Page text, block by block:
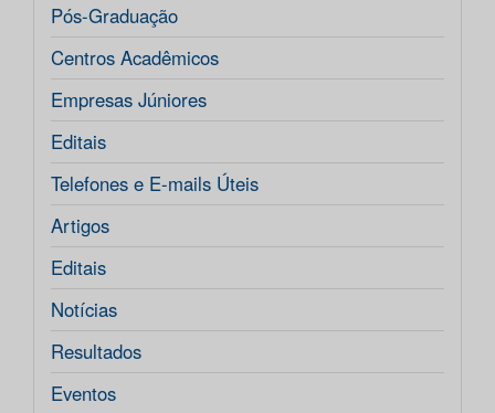
Pós-Graduação
Centros Acadêmicos
Empresas Júniores
Editais
Telefones e E-mails Úteis
Artigos
Editais
Notícias
Resultados
Eventos